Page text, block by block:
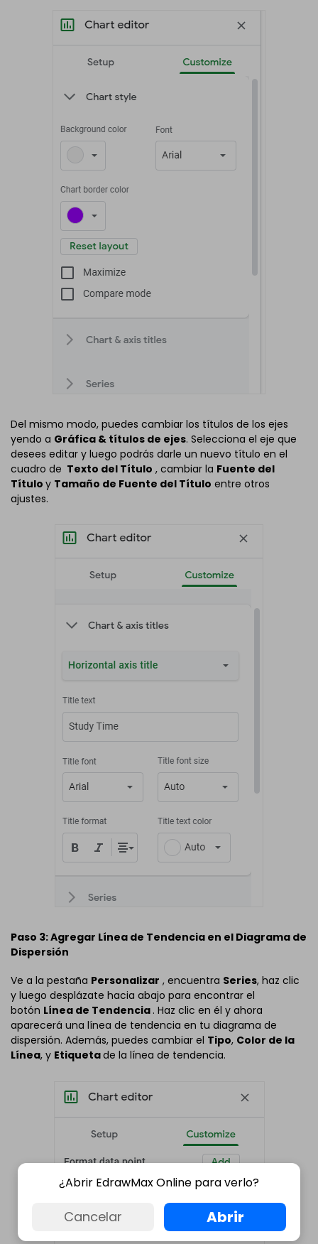
Del mismo modo, puedes cambiar los títulos de los ejes
yendo a Gráfica & títulos de ejes. Selecciona el eje que
desees editar y luego podrás darle un nuevo título en el
cuadro de Texto del Título , cambiar la Fuente del
Título y Tamaño de Fuente del Título entre otros
ajustes.
Paso 3: Agregar Línea de Tendencia en el Diagrama de
Dispersión
Ve a la pestaña Personalizar , encuentra Series, haz clic
y luego desplázate hacia abajo para encontrar el
botón Línea de Tendencia . Haz clic en él y ahora
aparecerá una línea de tendencia en tu diagrama de
dispersión. Además, puedes cambiar el Tipo, Color de la
Línea, y Etiquetade la línea de tendencia.
¿Abrir EdrawMax Online para verlo?
Cancelar Abrir